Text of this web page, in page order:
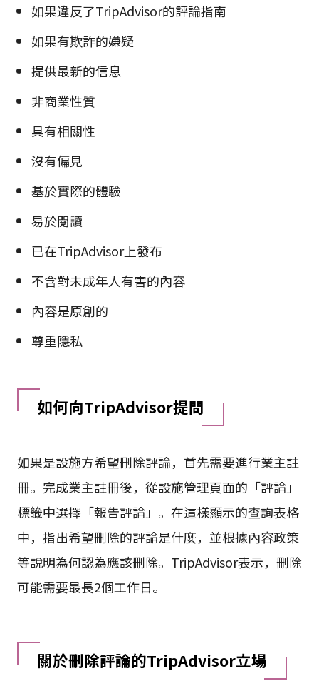
如果違反了TripAdvisor的評論指南
如果有欺詐的嫌疑
提供最新的信息
非商業性質
具有相關性
沒有偏見
基於實際的體驗
易於閱讀
已在TripAdvisor上發布
不含對未成年人有害的內容
內容是原創的
尊重隱私
如何向TripAdvisor提問
如果是設施方希望刪除評論，首先需要進行業主註
冊。完成業主註冊後，從設施管理頁面的「評論」
標籤中選擇「報告評論」。在這樣顯示的查詢表格
中，指出希望刪除的評論是什麼，並根據內容政策
等說明為何認為應該刪除。TripAdvisor表示，刪除
可能需要最長2個工作日。
關於刪除評論的TripAdvisor立場